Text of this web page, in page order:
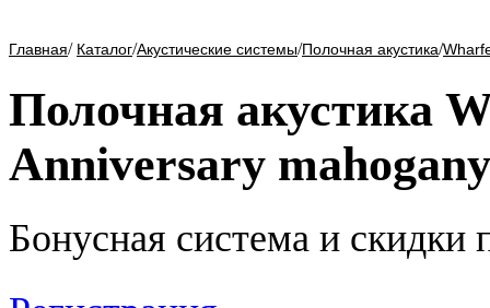
Главная/ Каталог/Акустические системы/Полочная акустика/
Полочная акустика
Anniversary
Бонусная система и скидки